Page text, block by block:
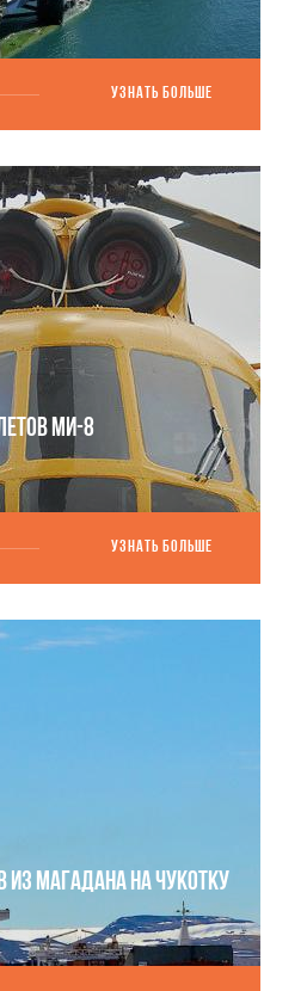
УЗНАТЬ БОЛЬШЕ
МИ-8
УЗНАТЬ БОЛЬШЕ
ИЗ МАГАДАНА НА ЧУКОТКУ